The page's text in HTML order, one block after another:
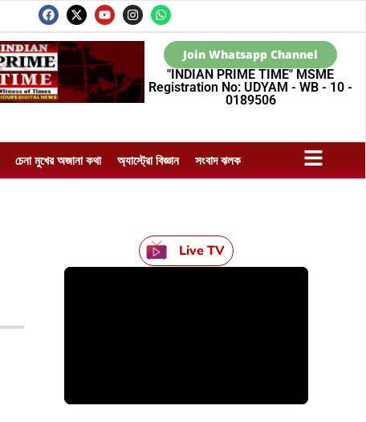
Join Whatsapp Channel
"INDIAN PRIME TIME" MSME
Registration No: UDYAM - WB - 10 -
0189506
চেনা মুখের অজানা কথা অ্যাস্ট্রো বিজ্ঞান সংবাদ ঝলক
Live TV